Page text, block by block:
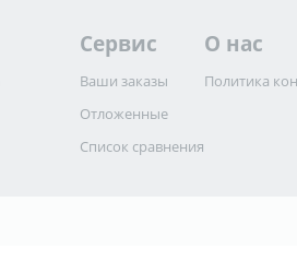
Cервис
Ваши заказы
Отложенные
Список сравнения
О нас
Политика